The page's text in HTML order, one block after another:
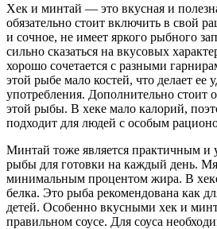
Хек и минтай — это вкусная и
обязательно стоит включить в свой
и сочное, не имеет яркого рыбного
сильно сказаться на вкусовых
хорошо сочетается с разными
этой рыбе мало костей, что делает ее
употребления. Дополнительно стоит
этой рыбы. В хеке мало калорий,
подходит для людей с особым
Минтай тоже является практичным и
рыбы для готовки на каждый день.
минимальным процентом жира. В
белка. Это рыба рекомендована как
детей. Особенно вкусными хек и
правильном соусе. Для соуса